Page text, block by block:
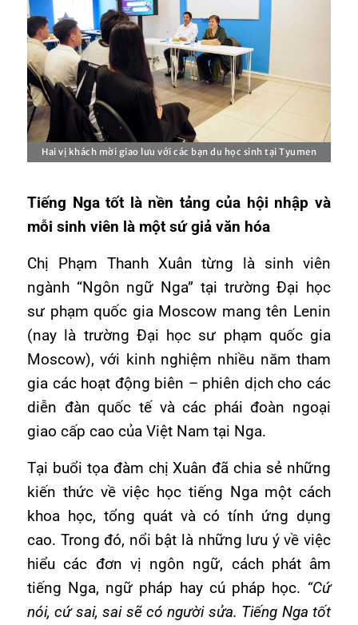
Hai vị khách mời giao lưu với các bạn du học sinh tại Tyumen
Tiếng Nga tốt là nền tảng của hội nhập và
mỗi sinh viên là một sứ giả văn hóa
Chị Phạm Thanh Xuân từng là sinh viên
ngành “Ngôn ngữ Nga” tại trường Đại học
sư phạm quốc gia Moscow mang tên Lenin
(nay là trường Đại học sư phạm quốc gia
Moscow), với kinh nghiệm nhiều năm tham
gia các hoạt động biên – phiên dịch cho các
diễn đàn quốc tế và các phái đoàn ngoại
giao cấp cao của Việt Nam tại Nga.
Tại buổi tọa đàm chị Xuân đã chia sẻ những
kiến thức về việc học tiếng Nga một cách
khoa học, tổng quát và có tính ứng dụng
cao. Trong đó, nổi bật là những lưu ý về việc
hiểu các đơn vị ngôn ngữ, cách phát âm
tiếng Nga, ngữ pháp hay cú pháp học. “Cứ
nói, cứ sai, sai sẽ có người sửa. Tiếng Nga tốt